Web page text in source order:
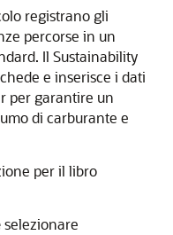
registrano gli
percorse in un
Il Sustainability
e inserisce i dati
per garantire un
di carburante e
per il libro
selezionare